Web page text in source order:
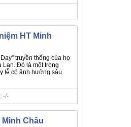
HT Minh
truyền thống của họ
Lan. Đó là một trong
lễ có ảnh hưởng sâu
-/-
Châu